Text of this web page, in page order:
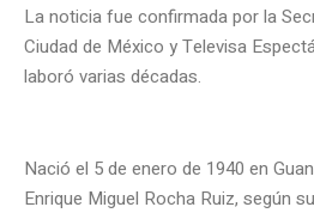
La noticia fue confirmada por la
Ciudad de México y Televisa
laboró varias décadas.
Nació el 5 de enero de 1940 en
Enrique Miguel Rocha Ruiz, según